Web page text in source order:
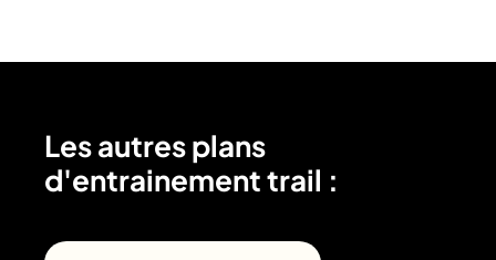
Les autres plans
d'entrainement trail :